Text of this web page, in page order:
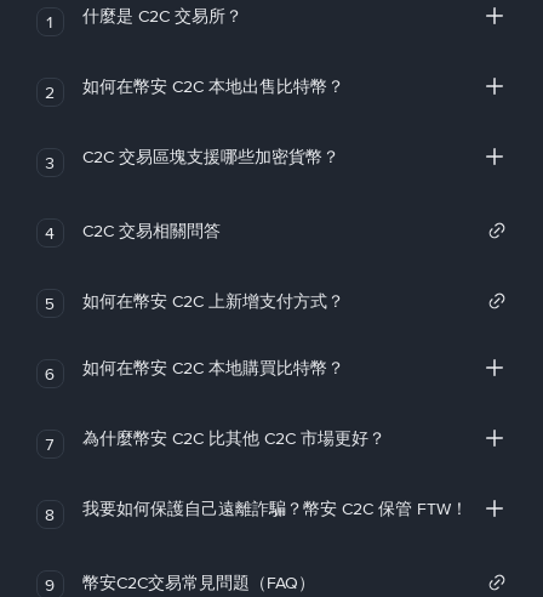
1 什麼是 C2C 交易所？
2 如何在幣安 C2C 本地出售比特幣？
3 C2C 交易區塊支援哪些加密貨幣？
4 C2C 交易相關問答
5 如何在幣安 C2C 上新增支付方式？
6 如何在幣安 C2C 本地購買比特幣？
7 為什麼幣安 C2C 比其他 C2C 市場更好？
8 我要如何保護自己遠離詐騙？幣安 C2C 保管 FTW！
9 幣安C2C交易常見問題（FAQ）